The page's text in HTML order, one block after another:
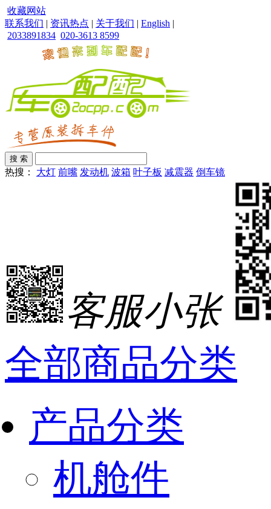
收藏网站
联系我们 | 资讯热点 | 关于我们 | English |
2033891834 020-3613 8599
热搜： 大灯 前嘴 发动机 波箱 叶子板 减震器 倒车镜
客服小张
全部商品分类
产品分类
机舱件